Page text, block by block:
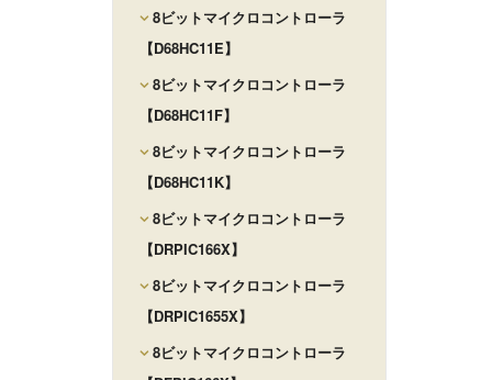
8ビットマイクロコントローラ
【D68HC11E】
8ビットマイクロコントローラ
【D68HC11F】
8ビットマイクロコントローラ
【D68HC11K】
8ビットマイクロコントローラ
【DRPIC166X】
8ビットマイクロコントローラ
【DRPIC1655X】
8ビットマイクロコントローラ